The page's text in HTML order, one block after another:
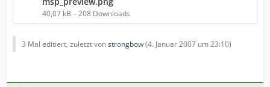
40,07 kB – 208 Downloads
3 Mal editiert, zuletzt vonstrongbow(4. Januar 2007 um 23:10)